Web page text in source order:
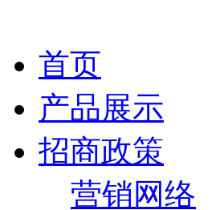
首页
产品展示
招商政策
营销网络